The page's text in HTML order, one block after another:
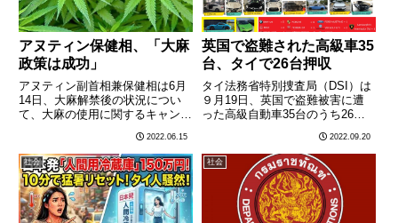
アヌティン保健相、「大麻
政策は成功」
アヌティン副首相兼保健相は6月
14日、大麻解禁後の状況につい
て、大麻の使用に関するキャンペ
麻政策は成功」だとし、引き続き
大麻の効能を宣伝し不健康な使用
については注意を促し、大麻政策
を推進する意向を明らかにした。
………
2022.06.15
英国で盗難された高級車35
台、タイで26台押収
タイ法務省特別捜査局（DSI）は
９月19日、英国で盗難被害に遭
った高級自動車35台のうち26台
かにした。同局によると、英国で
盗難された高級車35台は、ロン
ドン・ヒースロー空港からシンガ
ポールに空輸された後、海
路………
2022.09.20
社会 社会